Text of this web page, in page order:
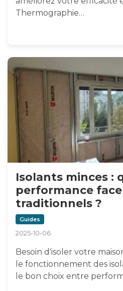
Thermographie…
Isolants minces :
performance
traditionnels ?
Guides
2025-10-06
Besoin d'isoler votre
le fonctionnement des
le bon choix entre